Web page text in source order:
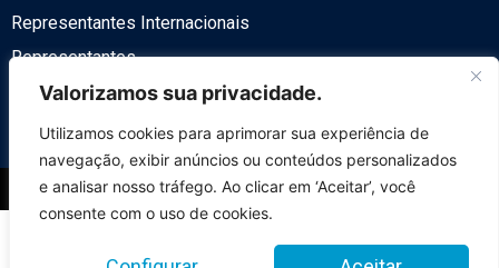
Valorizamos sua privacidade.
Utilizamos cookies para aprimorar sua experiência de
navegação, exibir anúncios ou conteúdos personalizados
e analisar nosso tráfego. Ao clicar em ‘Aceitar’, você
consente com o uso de cookies.
Representantes Internacionais
Representantes
Política de Privacidade
LGPD
© 2026 Desenvolvido porNeST Digital
Item Nº 2 da lista